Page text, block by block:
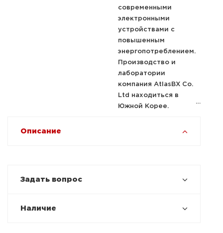
современными
электронными
устройствами с
повышенным
энергопотреблением.
Производство и
лаборатории
компания AtlasBX Co.
Ltd находиться в
Южной Корее.
Описание
Задать вопрос
Наличие